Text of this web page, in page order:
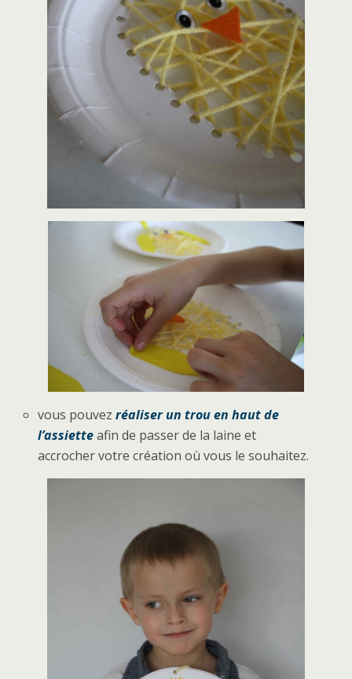
vous pouvezréaliser un trou en haut de
l’assietteafin de passer de la laine et
accrocher votre création où vous le souhaitez.